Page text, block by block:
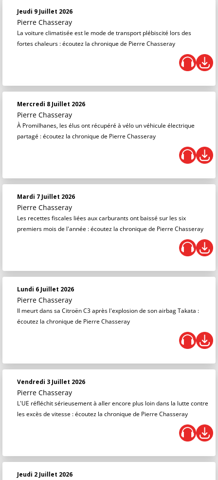
Jeudi 9 Juillet 2026
Pierre Chasseray
La voiture climatisée est le mode de transport plébiscité lors des
fortes chaleurs : écoutez la chronique de Pierre Chasseray
Mercredi 8 Juillet 2026
Pierre Chasseray
À Promilhanes, les élus ont récupéré à vélo un véhicule électrique
partagé : écoutez la chronique de Pierre Chasseray
Mardi 7 Juillet 2026
Pierre Chasseray
Les recettes fiscales liées aux carburants ont baissé sur les six
premiers mois de l'année : écoutez la chronique de Pierre Chasseray
Lundi 6 Juillet 2026
Pierre Chasseray
Il meurt dans sa Citroën C3 après l'explosion de son airbag Takata :
écoutez la chronique de Pierre Chasseray
Vendredi 3 Juillet 2026
Pierre Chasseray
L'UE réfléchit sérieusement à aller encore plus loin dans la lutte contre
les excès de vitesse : écoutez la chronique de Pierre Chasseray
Jeudi 2 Juillet 2026